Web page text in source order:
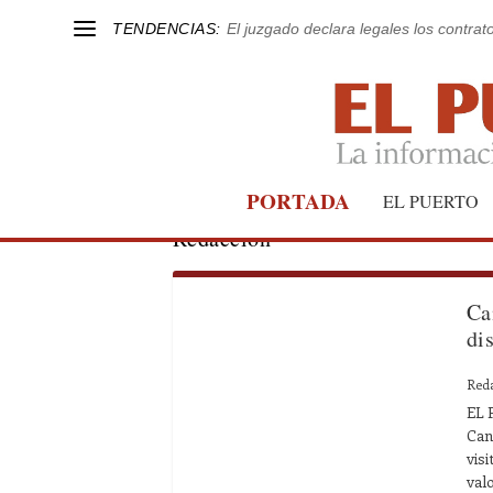
TENDENCIAS: El juzgado declara legales los
PORTADA EL PUERTO
Redacción
EL